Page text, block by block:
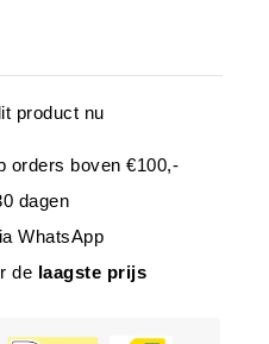
product nu
orders boven €100,-
dagen
WhatsApp
de laagste prijs